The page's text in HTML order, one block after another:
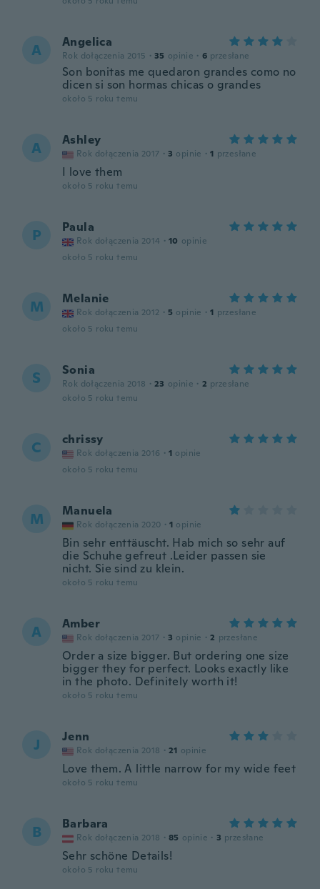
A Angelica
Rok dołączenia 2015 · 35 opinie · 6 przesłane
Son bonitas me quedaron grandes como no
dicen si son hormas chicas o grandes
około 5 roku temu
A Ashley
Rok dołączenia 2017 · 3 opinie · 1 przesłane
I love them
około 5 roku temu
P Paula
Rok dołączenia 2014 · 10 opinie
około 5 roku temu
M Melanie
Rok dołączenia 2012 · 5 opinie · 1 przesłane
około 5 roku temu
S Sonia
Rok dołączenia 2018 · 23 opinie · 2 przesłane
około 5 roku temu
C chrissy
Rok dołączenia 2016 · 1 opinie
około 5 roku temu
M Manuela
Rok dołączenia 2020 · 1 opinie
Bin sehr enttäuscht. Hab mich so sehr auf
die Schuhe gefreut .Leider passen sie
nicht. Sie sind zu klein.
około 5 roku temu
A Amber
Rok dołączenia 2017 · 3 opinie · 2 przesłane
Order a size bigger. But ordering one size
bigger they for perfect. Looks exactly like
in the photo. Definitely worth it!
około 5 roku temu
J Jenn
Rok dołączenia 2018 · 21 opinie
Love them. A little narrow for my wide feet
około 5 roku temu
B Barbara
Rok dołączenia 2018 · 85 opinie · 3 przesłane
Sehr schöne Details!
około 5 roku temu